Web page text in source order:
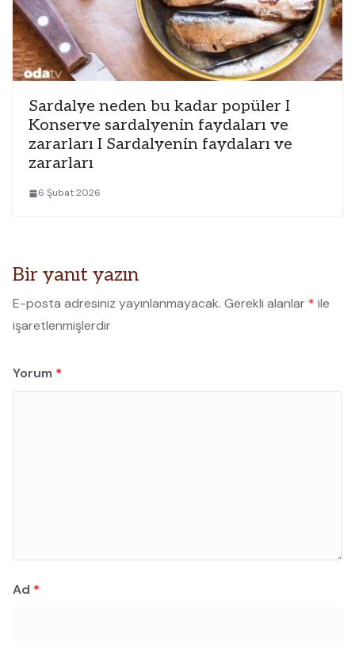
Sardalye neden bu kadar popüler I
Konserve sardalyenin faydaları ve
zararları I Sardalyenin faydaları ve
zararları
6 Şubat 2026
Bir yanıt yazın
E-posta adresiniz yayınlanmayacak. Gerekli alanlar * ile
işaretlenmişlerdir
Yorum *
Ad *